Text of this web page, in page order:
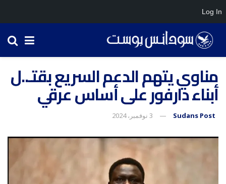
مناوي يتهم الدعم السريع بقتـ..ل
أبناء دارفور على أساس عرقي
Sudans Post 3 نوفمبر، 2024
Log In